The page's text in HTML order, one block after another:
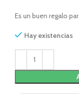
Es un buen regalo
Hay existencias